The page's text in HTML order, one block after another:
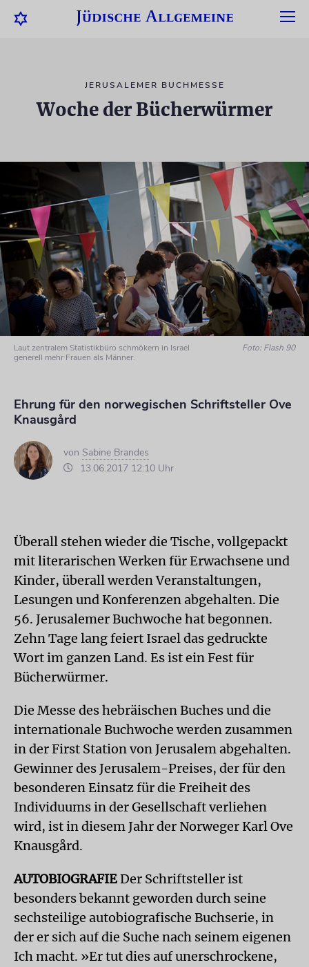
JERUSALEMER BUCHMESSE
Woche der Bücherwürmer
Laut zentralem Statistikbüro schmökern in Israel
generell mehr Frauen als Männer.
Foto: Flash 90
Ehrung für den norwegischen Schriftsteller Ove
Knausgård
von Sabine Brandes
13.06.2017 12:10 Uhr
Überall stehen wieder die Tische, vollgepackt
mit literarischen Werken für Erwachsene und
Kinder, überall werden Veranstaltungen,
Lesungen und Konferenzen abgehalten. Die
56. Jerusalemer Buchwoche hat begonnen.
Zehn Tage lang feiert Israel das gedruckte
Wort im ganzen Land. Es ist ein Fest für
Bücherwürmer.
Die Messe des hebräischen Buches und die
internationale Buchwoche werden zusammen
in der First Station von Jerusalem abgehalten.
Gewinner des Jerusalem-Preises, der für den
besonderen Einsatz für die Freiheit des
Individuums in der Gesellschaft verliehen
wird, ist in diesem Jahr der Norweger Karl Ove
Knausgård.
AUTOBIOGRAFIEDer Schriftsteller ist
besonders bekannt geworden durch seine
sechsteilige autobiografische Buchserie, in
der er sich auf die Suche nach seinem eigenen
Ich macht. »Er tut dies auf unerschrockene,